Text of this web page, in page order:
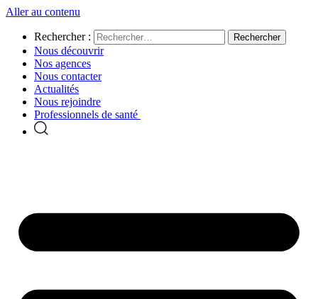
Aller au contenu
Rechercher :
Nous découvrir
Nos agences
Nous contacter
Actualités
Nous rejoindre
Professionnels de santé